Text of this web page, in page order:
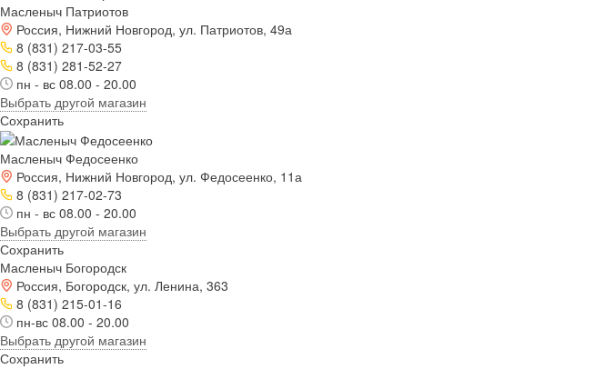
Масленыч Патриотов
Россия, Нижний Новгород, ул. Патриотов, 49а
8 (831) 217-03-55
8 (831) 281-52-27
пн - вс 08.00 - 20.00
Выбрать другой магазин
Сохранить
Масленыч Федосеенко
Россия, Нижний Новгород, ул. Федосеенко, 11а
8 (831) 217-02-73
пн - вс 08.00 - 20.00
Выбрать другой магазин
Сохранить
Масленыч Богородск
Россия, Богородск, ул. Ленина, 363
8 (831) 215-01-16
пн-вс 08.00 - 20.00
Выбрать другой магазин
Сохранить